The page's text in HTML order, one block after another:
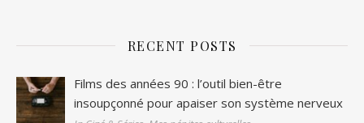
RECENT POSTS
Films des années 90 : l’outil bien-être
insoupçonné pour apaiser son système nerveux